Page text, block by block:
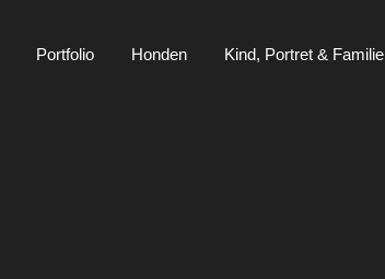
Portfolio Honden Kind, Portret & Familie